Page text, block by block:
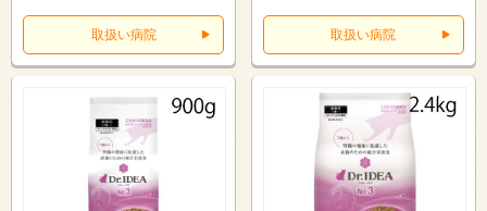
取扱い病院 取扱い病院